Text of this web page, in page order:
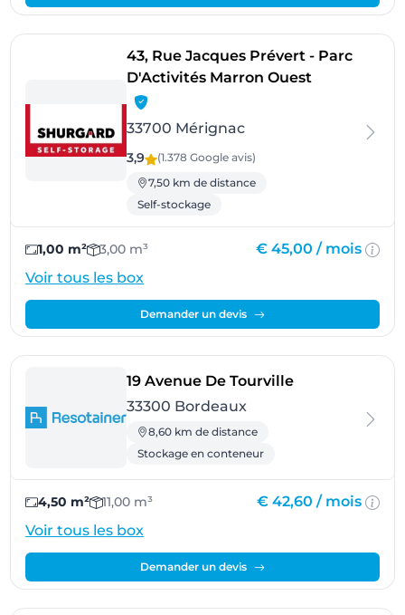
43, Rue Jacques Prévert - Parc
D'Activités Marron Ouest
33700 Mérignac
3,9 (1.378 Googleavis)
7,50 km de distance
Self-stockage
1,00 m² 3,00 m³ € 45,00 / mois
Voir tous les box
Demander un devis
19 Avenue De Tourville- Bordeaux
33300 Bordeaux
8,60 km de distance
Stockage en conteneur
4,50 m² 11,00 m³ € 42,60 / mois
Voir tous les box
Demander un devis